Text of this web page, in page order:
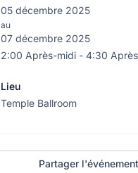
05 décembre 2025
au
07 décembre 2025
2:00 Après-midi - 4:30
Lieu
Temple Ballroom
Partager l'événement